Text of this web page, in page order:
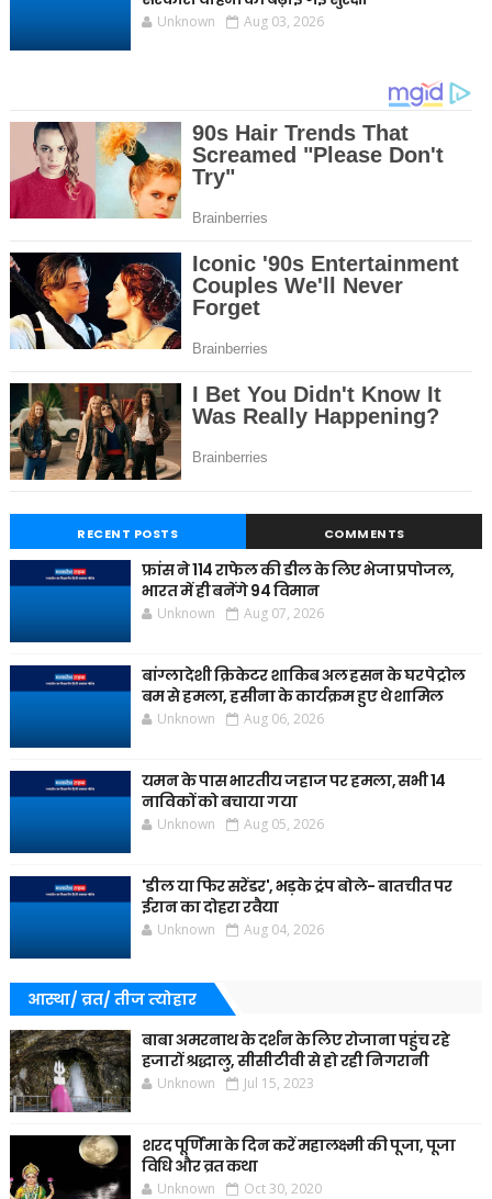
Unknown Aug 03, 2026
RECENT POSTS COMMENTS
फ्रांस ने 114 राफेल की डील के लिए भेजा प्रपोजल,
भारत में ही बनेंगे 94 विमान
Unknown Aug 07, 2026
बांग्लादेशी क्रिकेटर शाकिब अल हसन के घर पेट्रोल
बम से हमला, हसीना के कार्यक्रम हुए थे शामिल
Unknown Aug 06, 2026
यमन के पास भारतीय जहाज पर हमला, सभी 14
नाविकों को बचाया गया
Unknown Aug 05, 2026
'डील या फिर सरेंडर', भड़के ट्रंप बोले- बातचीत पर
ईरान का दोहरा रवैया
Unknown Aug 04, 2026
आस्था/ व्रत/ तीज त्‍योहार
बाबा अमरनाथ के दर्शन के लिए रोजाना पहुंच रहे
हजारों श्रद्धालु, सीसीटीवी से हो रही निगरानी
Unknown Jul 15, 2023
शरद पूर्णिमा के दिन करें महालक्ष्मी की पूजा, पूजा
विधि और व्रत कथा
Unknown Oct 30, 2020